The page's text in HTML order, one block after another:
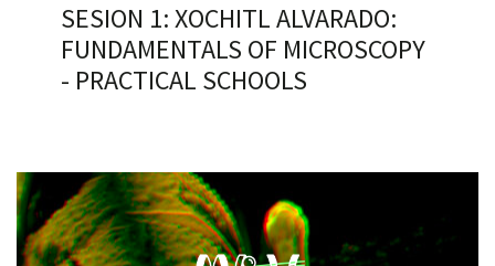
SESION 1: XOCHITL ALVARADO:
FUNDAMENTALS OF MICROSCOPY
- PRACTICAL SCHOOLS